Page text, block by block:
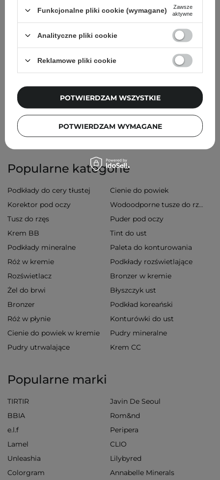
Czytaj więcej
Zobacz również: pudry pod oczy pudry do twarzy ,bazy
Przeczytaj też:Rodzaje pędzli do makijażu - małe
kompendium wiedzy
Popularne kategorie
Podkłady do cery tłustej
Cienie do powiek
Korektor pod oczy
Wodoodporne tusze do rzęs
Tusz do rzęs
Puder pod oczy
Krem BB
Tint do ust
Podkłady mineralne
Paleta do konturowania
Róż w kremie
Podkłady rozświetlające
Rozświetlacz
Bronzer w kremie
Żel do brwi
Błyszczyk ust
Bronzer
Podkład koreański
Róż w płynie
Konturówki do ust
Cienie do powiek w kremie
Pudry mineralne
Pudry utrwalające
Krem CC
Popularne marki
TIRTIR
Javin De Seoul
BBIA
Rom&nd
e.l.f
Peripera
Lamel
CLIO
Unleashia
Lilybyred
Colorgram
Annabelle Minerals
Funkcjonalne pliki cookie (wymagane)
Zawsze
aktywne
Analityczne pliki cookie
Reklamowe pliki cookie
POTWIERDZAM WYMAGANE
POTWIERDZAM WSZYSTKIE